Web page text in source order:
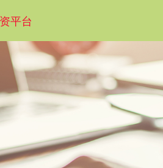
平台